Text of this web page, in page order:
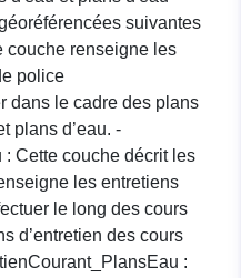
suivantes
couche renseigne les
police
dans le cadre des plans
plans d’eau. -
Cette couche décrit les
les entretiens
le long des cours
d’entretien des cours
: